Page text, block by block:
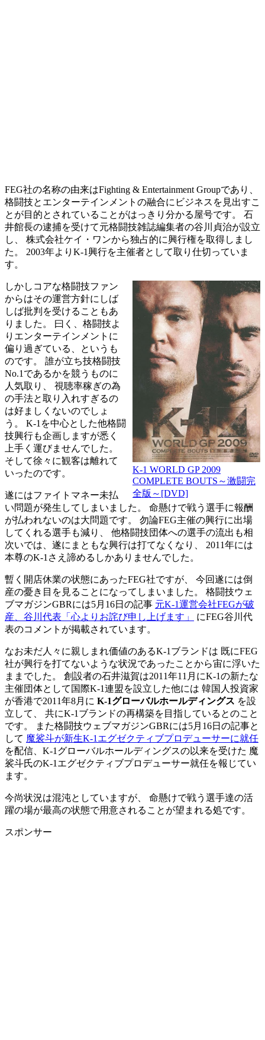
FEG社の名称の由来はFighting & Entertainment Groupであり、
格闘技とエンターテインメントの融合にビジネスを見出すこ
とが目的とされていることがはっきり分かる屋号です。 石
井館長の逮捕を受けて元格闘技雑誌編集者の谷川貞治が設立
し、 株式会社ケイ・ワンから独占的に興行権を取得しまし
た。 2003年よりK-1興行を主催者として取り仕切っていま
す。
K-1 WORLD GP 2009
COMPLETE BOUTS～激闘完
全版～[DVD]
しかしコアな格闘技ファン
からはその運営方針にしば
しば批判を受けることもあ
りました。 曰く、格闘技よ
りエンターテインメントに
偏り過ぎている、というも
のです。 誰が立ち技格闘技
No.1であるかを競うものに
人気取り、 視聴率稼ぎの為
の手法と取り入れすぎるの
は好ましくないのでしょ
う。 K-1を中心とした他格闘
技興行も企画しますが悉く
上手く運びませんでした。
そして徐々に観客は離れて
いったのです。
遂にはファイトマネー未払
い問題が発生してしまいました。 命懸けで戦う選手に報酬
が払われないのは大問題です。 勿論FEG主催の興行に出場
してくれる選手も減り、 他格闘技団体への選手の流出も相
次いでは、遂にまともな興行は打てなくなり、 2011年には
本尊のK-1さえ諦めるしかありませんでした。
暫く開店休業の状態にあったFEG社ですが、 今回遂には倒
産の憂き目を見ることになってしまいました。 格闘技ウェ
ブマガジンGBRには5月16日の記事 元K-1運営会社FEGが破
産、谷川代表「心よりお詫び申し上げます」
にFEG谷川代
表のコメントが掲載されています。
なお未だ人々に親しまれ価値のあるK-1ブランドは 既にFEG
社が興行を打てないような状況であったことから宙に浮いた
ままでした。 創設者の石井滋賀は2011年11月にK-1の新たな
主催団体として国際K-1連盟を設立した他には 韓国人投資家
が香港で2011年8月に K-1グローバルホールディングス を設
立して、 共にK-1ブランドの再構築を目指しているとのこと
です。 また格闘技ウェブマガジンGBRには5月16日の記事と
して 魔裟斗が新生K-1エグゼクティブプロデューサーに就任
を配信、K-1グローバルホールディングスの以来を受けた 魔
裟斗氏のK-1エグゼクティブプロデューサー就任を報じてい
ます。
今尚状況は混沌としていますが、 命懸けで戦う選手達の活
躍の場が最高の状態で用意されることが望まれる処です。
スポンサー